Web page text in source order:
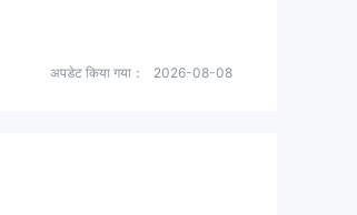
अपडेट किया गया： 2026-08-08